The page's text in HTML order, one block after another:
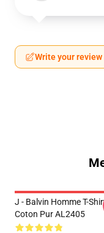
Write your review
J - Balvin Homme T-
Coton Pur AL2405